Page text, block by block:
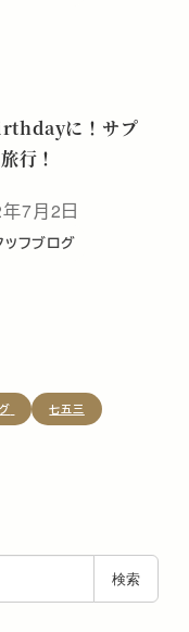
に！サプ
行！
7月2日
ッフブログ
七五三
検索